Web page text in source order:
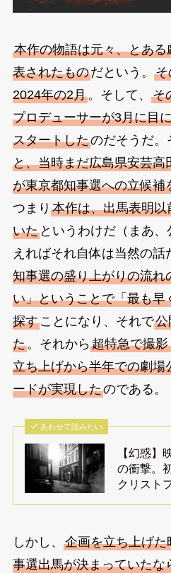
本作の物語は元々、とあ
表されたものだという。 そ
2024年の2月。そして、 そ
プロデューサーが3月に目
スタートしたのだそうだ。
と、当時まだ広島県安芸高
が東京都知事選への立候補
つまり 本作は、出馬表明
いたというわけだ（まあ
えればそれ自体は当然の話
知事選の盛り上がりの流れ
い」ということで「最も早
探すことになり、それで公
た。それから超特急で撮
立ち上げから半年での劇場
ードが実現したのである。
あわせて読みたい
【幻惑】
の衝撃。
クリスト
しかし、 企画を立ち上げ
事選出馬が決まっていたな